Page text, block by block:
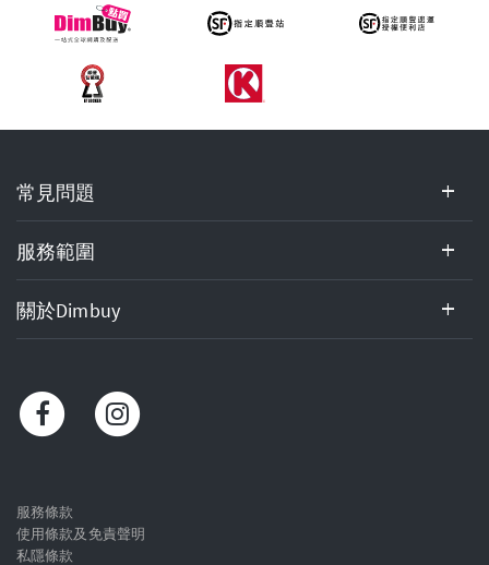
見
問
題,
服
務
範
於
Dimbuy,
服
務
常見問題
服務範圍
關於Dimbuy
服務條款
使用條款及免責聲明
私隱條款